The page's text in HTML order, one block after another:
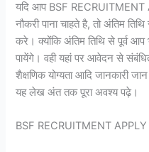
यदि आप BSF RECRUITMENT
नौकरी पाना चाहते है, तो अंतिम
करे। क्योंकि अंतिम तिथि से पूर्व
पायेंगे। वही यहां पर आवेदन से
शैक्षणिक योग्यता आदि जानकारी
यह लेख अंत तक पूरा अवश्य पढ़े।
BSF RECRUITMENT